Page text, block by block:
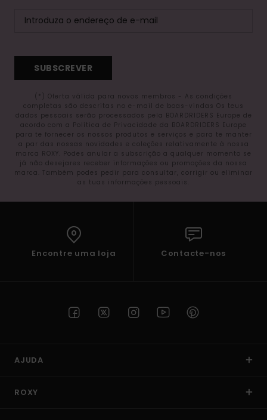
SUBSCREVER
(*) Oferta válida para novos membros - As condições
completas são descritas no e-mail de boas-vindas Os teus
dados pessoais serão processados pela BOARDRIDERS Europe de
acordo com a Política de Privacidade da BOARDRIDERS Europe
para te fornecer os nossos produtos e serviços e para te manter
a par das nossas novidades e coleções relativamente à nossa
marca ROXY. Podes anular a subscrição a qualquer momento se
já não desejares receber informações ou promoções da nossa
marca. Também podes pedir para consultar, corrigir ou eliminar
as tuas informações pessoais.
Encontre uma loja Contacte-nos
AJUDA
ROXY